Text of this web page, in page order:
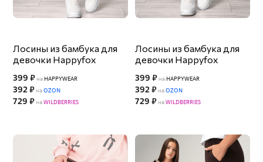
Лосины из бамбука для
девочки Happyfox
399 ₽ на HAPPYWEAR
392 ₽ наOZON
729 ₽ наWILDBERRIES
Лосины из бамбука для
девочки Happyfox
399 ₽ на HAPPYWEAR
392 ₽ наOZON
729 ₽ наWILDBERRIES